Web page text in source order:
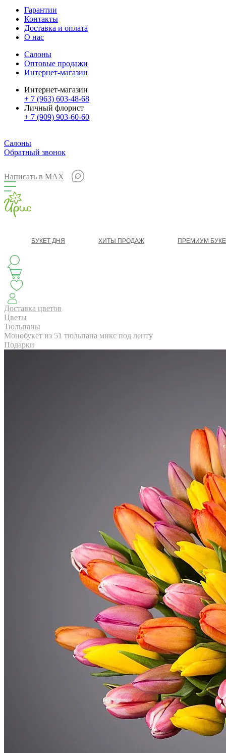
Гарантии
Контакты
Доставка и оплата
О нас
Салоны
Оптовые продажи
Интернет-магазин
Интернет-магазин
+ 7 (963) 603-48-68
Личный флорист
+ 7 (909) 903-60-60
Салоны
Обратный звонок
Написать в MAX
БУКЕТ ДНЯ ХИТЫ ПРОДАЖ ПРЕМИУМ
АВТОРСКИЕ БУКЕТЫ ЦВЕТОЧНЫЕ
Доставка цветов
Цветы
Тюльпаны
Монобукет из 51 тюльпана микс под ленту
Подарки